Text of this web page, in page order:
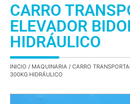
CARRO
ELEVADOR
HIDRÁULICO
INICIO / MAQUINARIA / CARRO
300KG HIDRÁULICO